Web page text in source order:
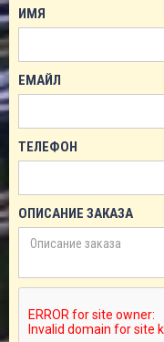
ИМЯ
ЕМАЙЛ
ТЕЛЕФОН
ОПИСАНИЕ ЗАКАЗА